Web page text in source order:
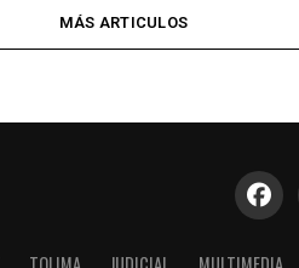
MÁS ARTICULOS